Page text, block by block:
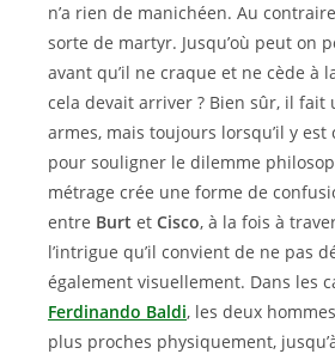
n’a rien de manichéen. Au
sorte de martyr. Jusqu’où peut on
avant qu’il ne craque et ne cède à
cela devait arriver ? Bien sûr, il fait
armes, mais toujours lorsqu’il y est
pour souligner le dilemme
métrage crée une forme de
entre Burt et Cisco, à la fois à
l’intrigue qu’il convient de ne pas
également visuellement. Dans les
Ferdinando Baldi, les deux
plus proches physiquement,